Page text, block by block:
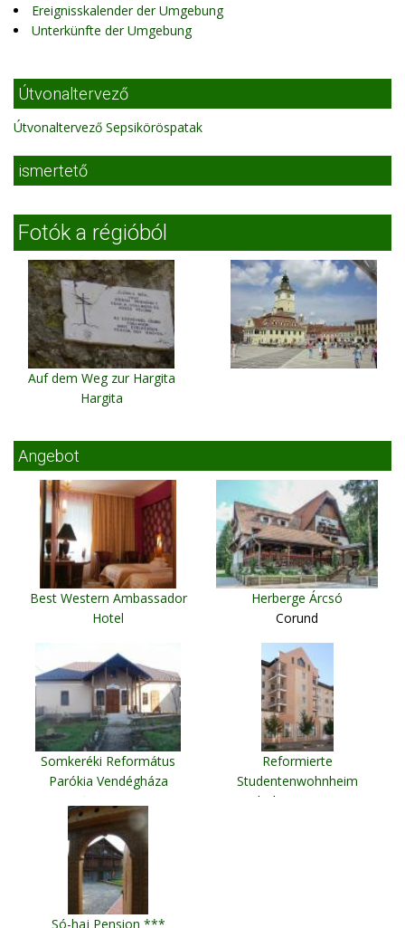
Ereignisskalender der Umgebung
Unterkünfte der Umgebung
Útvonaltervező
Útvonaltervező Sepsiköröspatak
ismertető
Fotók a régióból
Auf dem Weg zur Hargita
Hargita
Angebot
Best Western Ambassador
Hotel
Herberge Árcsó
Corund
Somkeréki Református
Parókia Vendégháza
Reformierte
Studentenwohnheim
Odorheiu Secuiesc
Só-haj Pension ***